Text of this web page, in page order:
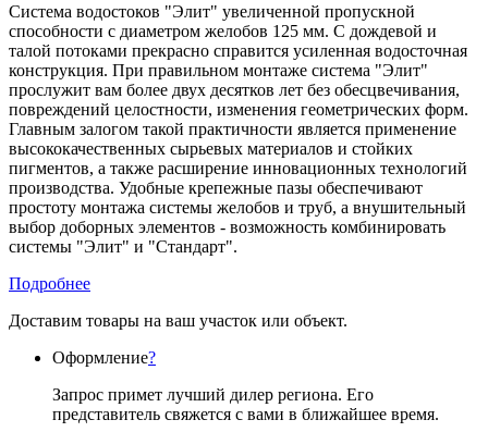
Система водостоков "Элит" увеличенной пропускной
способности с диаметром желобов 125 мм. С дождевой и
талой потоками прекрасно справится усиленная водосточная
конструкция. При правильном монтаже система "Элит"
прослужит вам более двух десятков лет без обесцвечивания,
повреждений целостности, изменения геометрических форм.
Главным залогом такой практичности является применение
высококачественных сырьевых материалов и стойких
пигментов, а также расширение инновационных технологий
производства. Удобные крепежные пазы обеспечивают
простоту монтажа системы желобов и труб, а внушительный
выбор доборных элементов - возможность комбинировать
системы "Элит" и "Стандарт".
Подробнее
Доставим товары на ваш участок или объект.
Оформление?
Запрос примет лучший дилер региона. Его
представитель свяжется с вами в ближайшее время.